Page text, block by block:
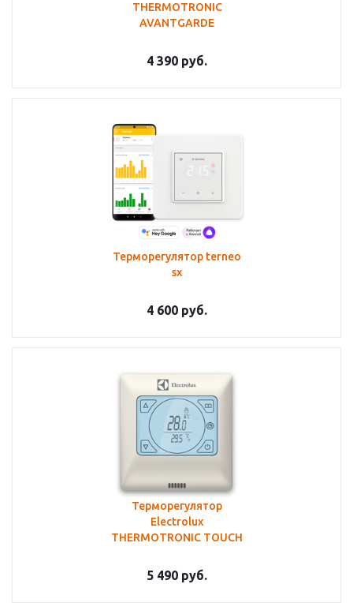
THERMOTRONIC
AVANTGARDE
4 390 руб.
Терморегулятор terneo
sx
4 600 руб.
Терморегулятор
Electrolux
THERMOTRONIC TOUCH
5 490 руб.